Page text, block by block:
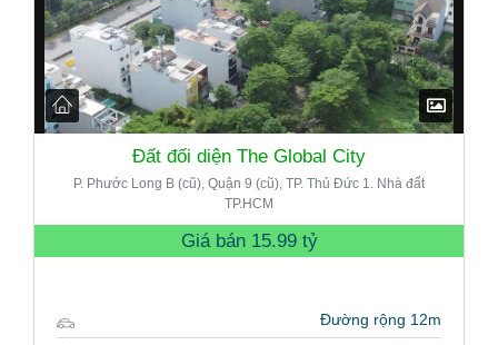
Đất đối diện The Global City
P. Phước Long B (cũ), Quận 9 (cũ), TP. Thủ Đức 1. Nhà đất
TP.HCM
Giá bán 15.99 tỷ
Đường rộng 12m